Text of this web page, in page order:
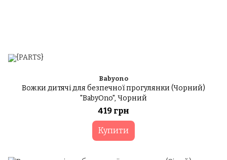
Babyono
Вожки дитячі для безпечної прогулянки (Чорний)
"BabyOno", Чорний
419 грн
Купити